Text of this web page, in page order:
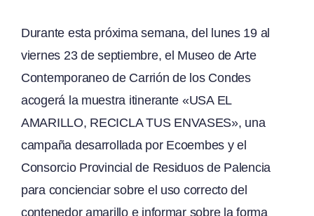
Durante esta próxima semana, del lunes 19 al
viernes 23 de septiembre, el Museo de Arte
Contemporaneo de Carrión de los Condes
acogerá la muestra itinerante «USA EL
AMARILLO, RECICLA TUS ENVASES», una
campaña desarrollada por Ecoembes y el
Consorcio Provincial de Residuos de Palencia
para concienciar sobre el uso correcto del
contenedor amarillo e informar sobre la forma